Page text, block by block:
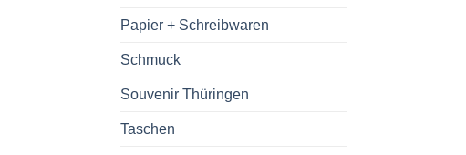
Papier + Schreibwaren
Schmuck
Souvenir Thüringen
Taschen